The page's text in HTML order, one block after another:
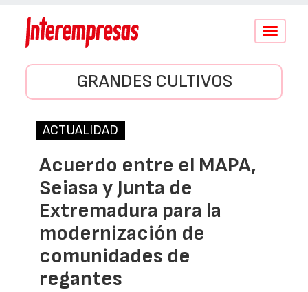
Conmutar
GRANDES CULTIVOS
ACTUALIDAD
Acuerdo entre el MAPA,
Seiasa y Junta de
Extremadura para la
modernización de
comunidades de
regantes